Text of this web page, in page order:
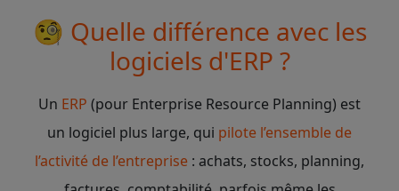
🧐 Quelle différence avec les
logiciels d'ERP ?
Un ERP (pour Enterprise Resource Planning) est
un logiciel plus large, qui pilote l’ensemble de
l’activité de l’entreprise : achats, stocks, planning,